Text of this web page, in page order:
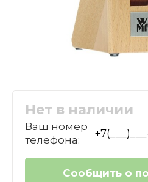
Нет в наличии
Ваш номер
телефона: